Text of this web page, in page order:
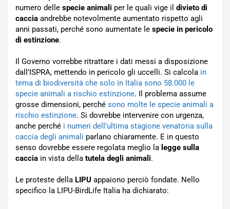
numero delle specie animali per le quali vige il divieto di
caccia andrebbe notevolmente aumentato rispetto agli
anni passati, perché sono aumentate le specie in pericolo
di estinzione.
Il Governo vorrebbe ritrattare i dati messi a disposizione
dall’ISPRA, mettendo in pericolo gli uccelli. Si calcola in
tema di biodiversità che solo in Italia sono 58.000 le
specie animali a rischio estinzione. Il problema assume
grosse dimensioni, perché sono molte le specie animali a
rischio estinzione. Si dovrebbe intervenire con urgenza,
anche perché i numeri dell’ultima stagione venatoria sulla
caccia degli animali parlano chiaramente. E in questo
senso dovrebbe essere regolata meglio la legge sulla
caccia in vista della tutela degli animali.
Le proteste della LIPU appaiono perciò fondate. Nello
specifico la LIPU-BirdLife Italia ha dichiarato: